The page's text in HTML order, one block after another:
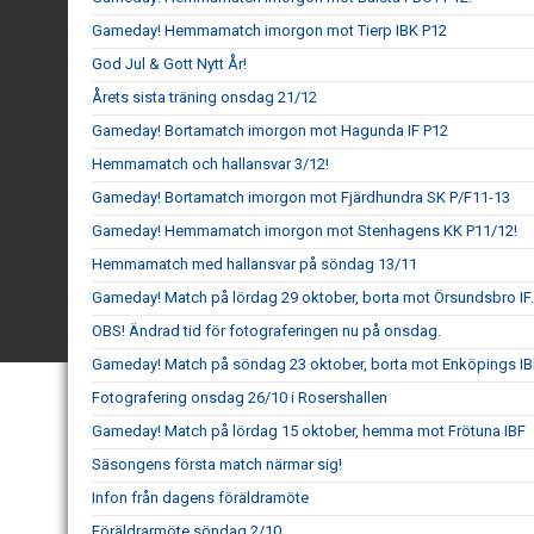
Gameday! Hemmamatch imorgon mot Tierp IBK P12
God Jul & Gott Nytt År!
Årets sista träning onsdag 21/12
Gameday! Bortamatch imorgon mot Hagunda IF P12
Hemmamatch och hallansvar 3/12!
Gameday! Bortamatch imorgon mot Fjärdhundra SK P/F11-13
Gameday! Hemmamatch imorgon mot Stenhagens KK P11/12!
Hemmamatch med hallansvar på söndag 13/11
Gameday! Match på lördag 29 oktober, borta mot Örsundsbro IF.
OBS! Ändrad tid för fotograferingen nu på onsdag.
Gameday! Match på söndag 23 oktober, borta mot Enköpings
Fotografering onsdag 26/10 i Rosershallen
Gameday! Match på lördag 15 oktober, hemma mot Frötuna IBF
Säsongens första match närmar sig!
Infon från dagens föräldramöte